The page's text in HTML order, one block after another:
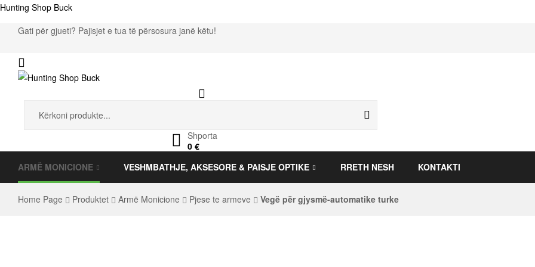
Hunting Shop Buck
Gati për gjueti? Pajisjet e tua të përsosura janë këtu!
Menu
Buck
Shporta
0 €
ARMË MONICIONE
VESHMBATHJE, AKSESORE & PAISJE OPTIKE RRETH NESH KONTAKTI
Home Page Produktet Armë Monicione Pjese te armeve Vegë për gjysmë-automatike turke